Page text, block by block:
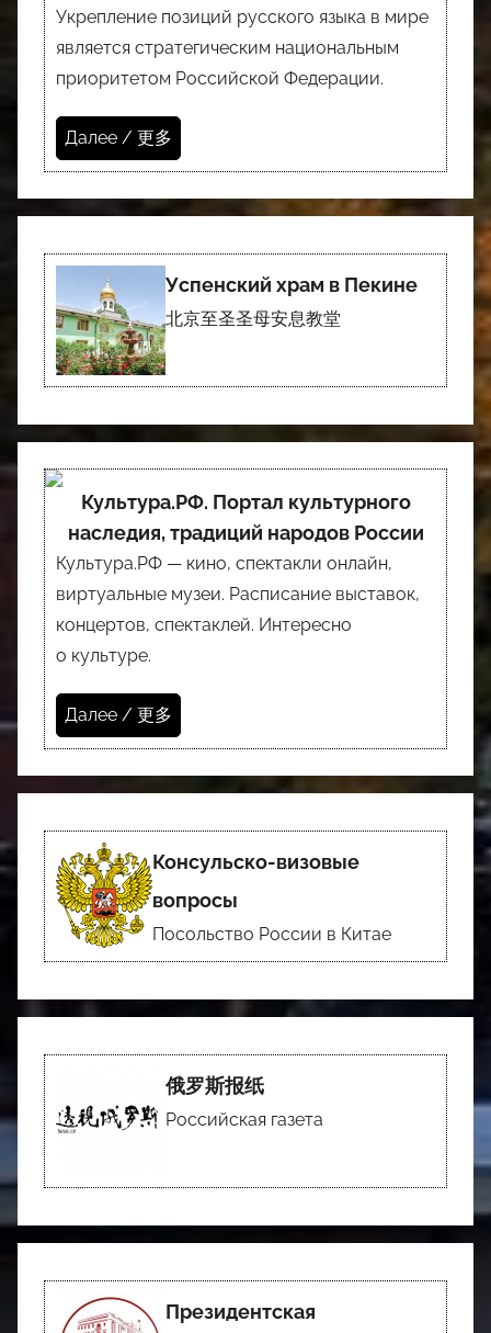
Укрепление позиций русского языка в мире
является стратегическим национальным
приоритетом Российской Федерации.
Далее / 更多
Успенский храм в Пекине
北京至圣圣母安息教堂
Культура.РФ. Портал культурного
наследия, традиций народов России
Культура.РФ — кино, спектакли онлайн,
виртуальные музеи. Расписание выставок,
концертов, спектаклей. Интересно
о культуре.
Далее / 更多
Консульско-визовые
вопросы
Посольство России в Китае
俄罗斯报纸
Российская газета
Президентская